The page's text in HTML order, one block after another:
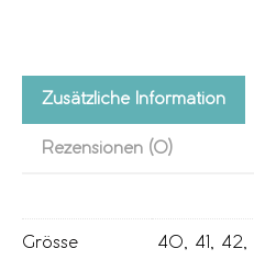
Zusätzliche Information
Rezensionen (0)
Grösse 40, 41 , 42,